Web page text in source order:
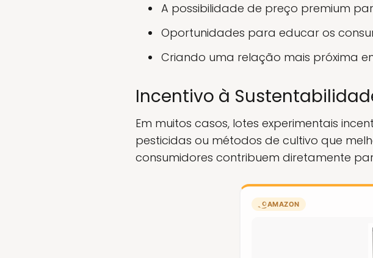
A possibilidade de preço premium
Oportunidades para educar os
Criando uma relação mais próxima
Incentivo à
Em muitos casos, lotes experimentais
pesticidas ou métodos de cultivo que
consumidores contribuem diretamente
AMAZON